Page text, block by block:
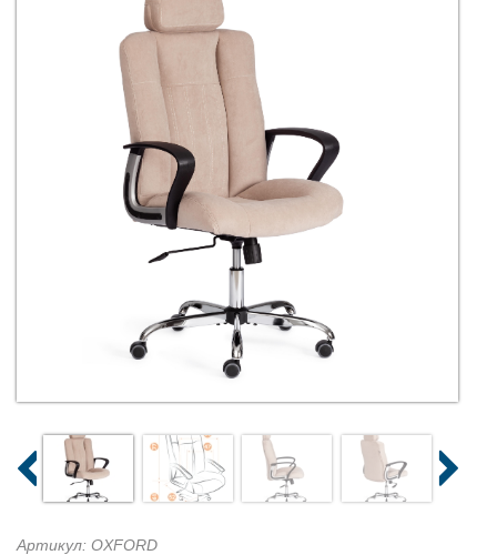
Артикул: OXFORD